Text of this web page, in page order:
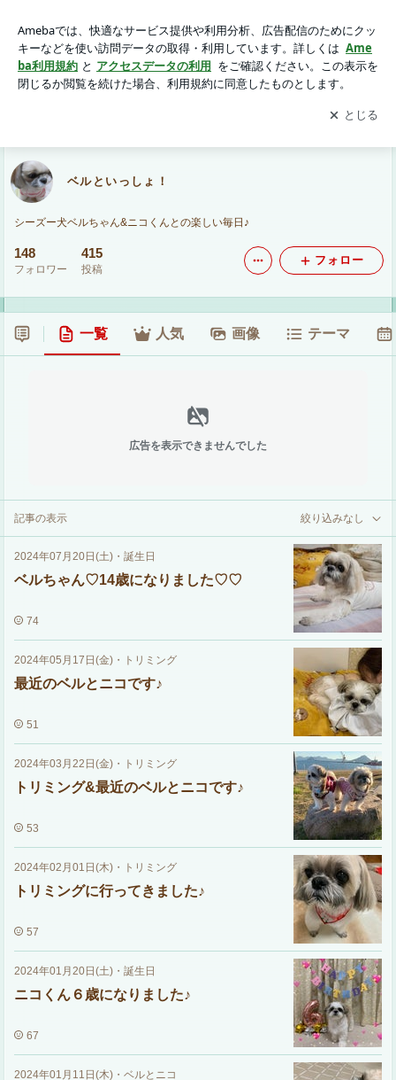
アプリをダウンロードして ブログの更新通知
を受け取りまし
ょう。
開く
ベルといっしょ！
シーズー犬ベルちゃん&ニコくんとの楽しい毎日♪
148
フォロワー
415
投稿
フォロー
一覧 人気 画像 テーマ
広告を表示できませんでした
記事の表示 絞り込みなし
2024年07月20日(土) ・ 誕生日
ベルちゃん♡14歳になりました♡♡
74
2024年05月17日(金) ・ トリミング
最近のベルとニコです♪
51
2024年03月22日(金) ・ トリミング
トリミング&最近のベルとニコです♪
53
2024年02月01日(木) ・ トリミング
トリミングに行ってきました♪
57
2024年01月20日(土) ・ 誕生日
ニコくん６歳になりました♪
67
2024年01月11日(木) ・ ベルとニコ